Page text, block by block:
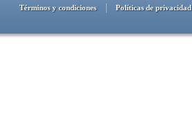
Términos y condiciones Políticas de privacidad